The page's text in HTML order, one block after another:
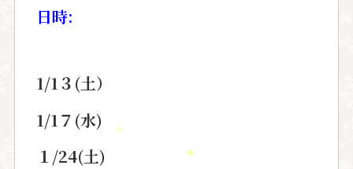
日時:
1/1３(土）
1/1７(水)
１/24(土)